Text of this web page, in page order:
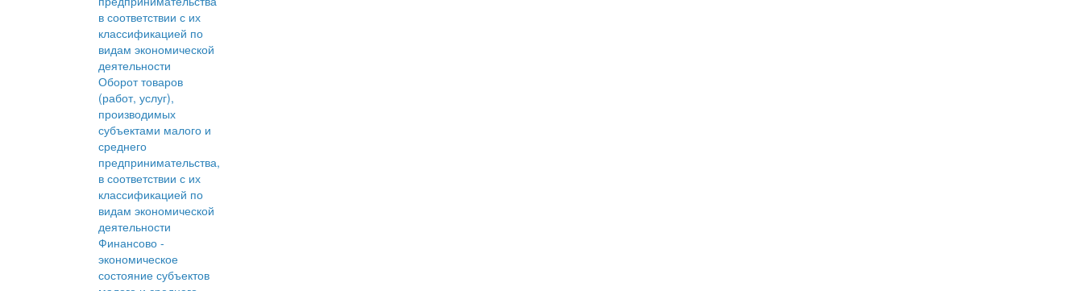
в соответствии с их
классификацией по
видам экономической
деятельности
Оборот товаров
(работ, услуг),
производимых
субъектами малого и
среднего
предпринимательства,
в соответствии с их
классификацией по
видам экономической
деятельности
Финансово -
экономическое
состояние субъектов